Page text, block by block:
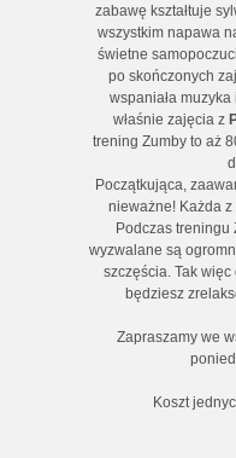
zabawę kształtuje
wszystkim napawa
świetne
po skończonych
wspaniała
właśnie zajęcia z
trening Zumby to aż
Początkująca,
nieważne! Każda
Podczas treningu
wyzwalane są
szczęścia. Tak
będziesz
Zapraszamy we
Koszt